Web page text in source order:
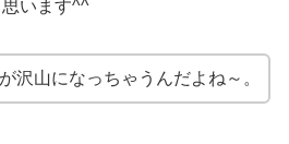
います^^
沢山になっちゃうんだよね～。